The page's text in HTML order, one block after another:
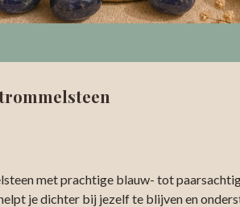
met prachtige blauw- tot
je dichter bij jezelf te blijven en